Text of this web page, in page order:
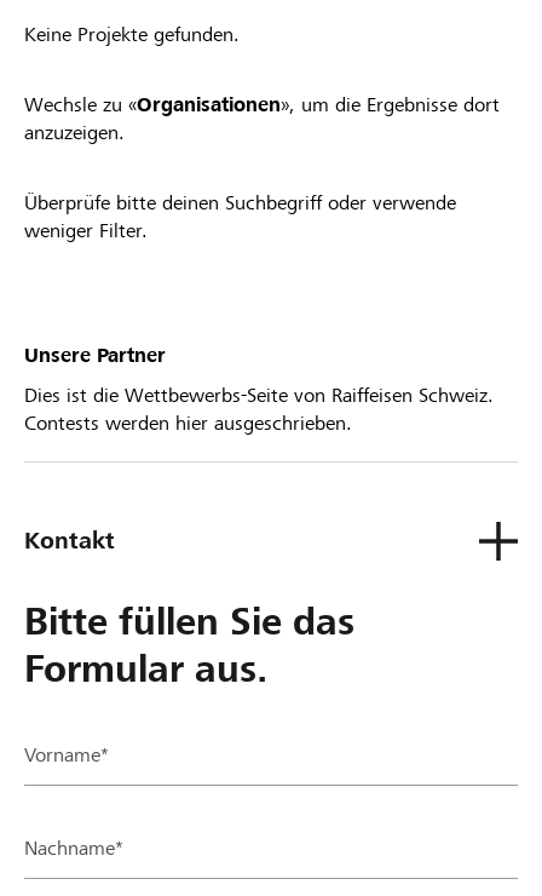
Keine Projekte gefunden.
Wechsle zu «Organisationen», um die Ergebnisse dort
anzuzeigen.
Überprüfe bitte deinen Suchbegriff oder verwende
weniger Filter.
Unsere Partner
Dies ist die Wettbewerbs-Seite von Raiffeisen Schweiz.
Contests werden hier ausgeschrieben.
Kontakt
Bitte füllen Sie das
Formular aus.
Vorname*
Nachname*